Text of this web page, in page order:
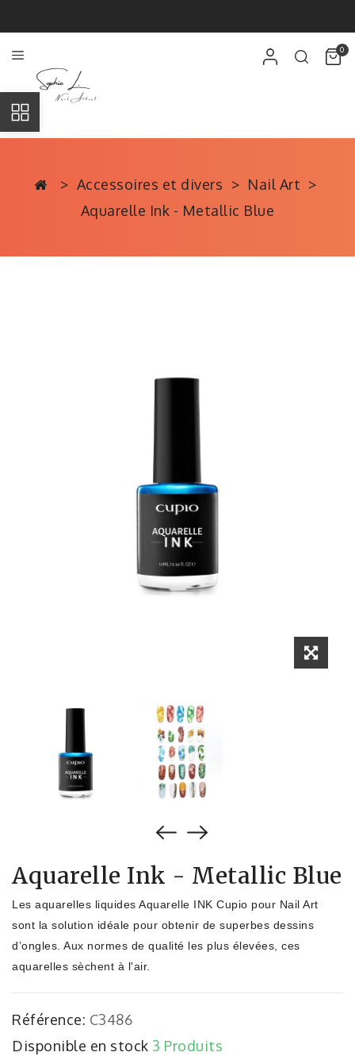
0
Accessoires et divers
Nail Art
Aquarelle Ink - Metallic Blue
Aquarelle Ink - Metallic Blue
Les aquarelles liquides Aquarelle INK Cupio pour Nail Art
sont la solution idéale pour obtenir de superbes dessins
d’ongles. Aux normes de qualité les plus élevées, ces
aquarelles sèchent à l'air.
Référence: C3486
Disponible en stock 3 Produits